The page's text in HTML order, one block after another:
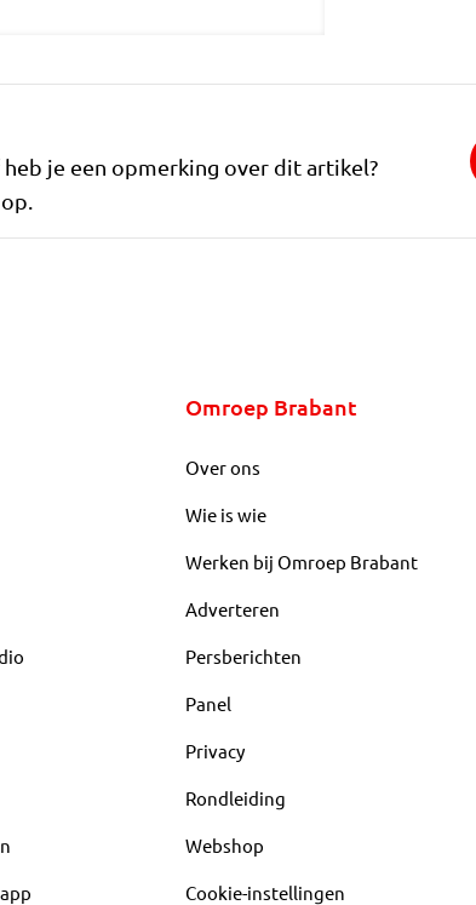
je een opmerking over dit artikel?
Omroep Brabant
Over ons
Wie is wie
Werken bij Omroep Brabant
Adverteren
Persberichten
Panel
Privacy
Rondleiding
Webshop
Cookie-instellingen